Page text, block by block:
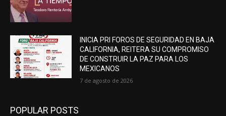
INICIA PRI FOROS DE SEGURIDAD EN BAJA
CALIFORNIA, REITERA SU COMPROMISO
DE CONSTRUIR LA PAZ PARA LOS
MEXICANOS
7 de agosto de 2026
POPULAR POSTS